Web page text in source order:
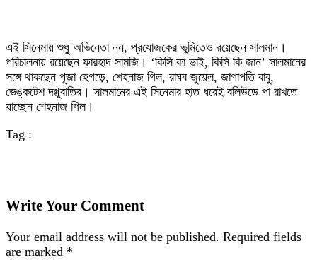
এই সিনেমায় শুধু অভিনেতা নন, প্রযোজকের ভূমিতেও রয়েছেন সালমান।
পরিচালনায় রয়েছেন ফারহাদ সামজি। ‘কিসি কা ভাই, কিসি কি জান’ সালমানের
সঙ্গে থাকছেন পূজা হেগড়ে, শেহনাজ গিল, রাঘব জুয়েল, জাগাপতি বাবু,
ভেঙ্কটেশ দগ্গুবাতির। সালমানের এই সিনেমার হাত ধরেই বলিউডে পা রাখতে
যাচ্ছেন শেহনাজ গিল।
Tag :
Write Your Comment
Your email address will not be published. Required fields
are marked *